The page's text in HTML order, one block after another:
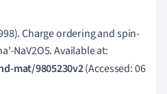
Charge ordering and spin-
NaV2O5. Available at:
mat/9805230v2(Accessed: 06